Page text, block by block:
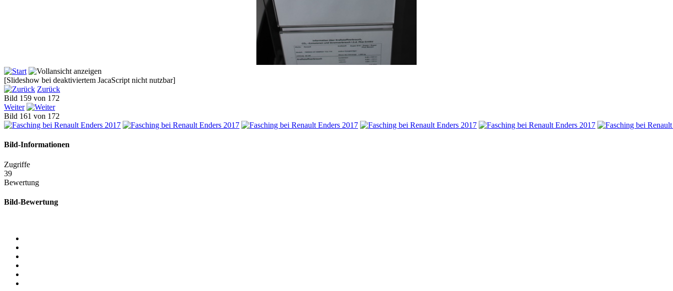
[Slideshow bei deaktiviertem JacaScript nicht nutzbar]
Zurück
Bild 159 von 172
Weiter
Bild 161 von 172
Bild-Informationen
Zugriffe
39
Bewertung
Bild-Bewertung